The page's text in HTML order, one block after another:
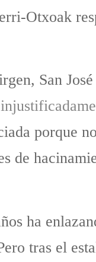
Otxoak
San
porque
de
ha
tras el